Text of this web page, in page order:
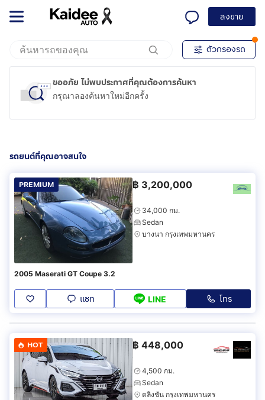
ลงขาย
ตัวกรองรถ
ขออภัย ไม่พบประกาศที่คุณต้องการค้นหา
กรุณาลองค้นหาใหม่อีกครั้ง
รถยนต์ที่คุณอาจสนใจ
PREMIUM ฿ 3,200,000
34,000 กม.
Sedan
บางนา กรุงเทพมหานคร
2005 Maserati GT Coupe 3.2
แชท LINE โทร
HOT ฿ 448,000
4,500 กม.
Sedan
ตลิ่งชัน กรุงเทพมหานคร